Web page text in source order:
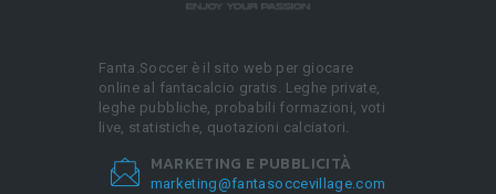
Fanta.Soccer è il sito web per giocare
online al fantacalcio gratis. Leghe private,
leghe pubbliche, probabili formazioni, voti
live, statistiche, quotazioni calciatori.
MARKETING E PUBBLICITÀ
marketing@fantasoccevillage.com